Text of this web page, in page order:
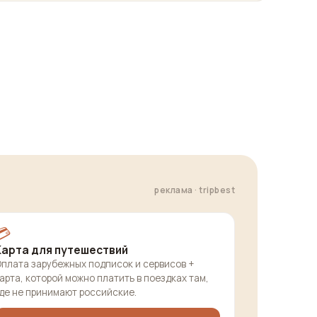
реклама · tripbest
для путешествий
зарубежных подписок и сервисов +
которой можно платить в поездках там,
не принимают российские.